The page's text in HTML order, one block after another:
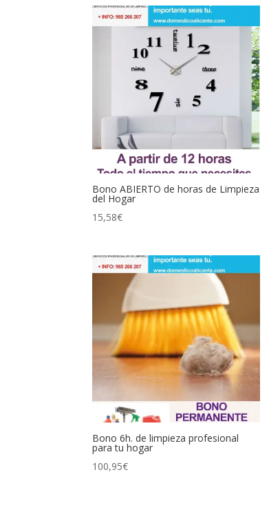
Bono ABIERTO de horas de Limpieza
del Hogar
15,58€
Bono 6h. de limpieza profesional
para tu hogar
100,95€